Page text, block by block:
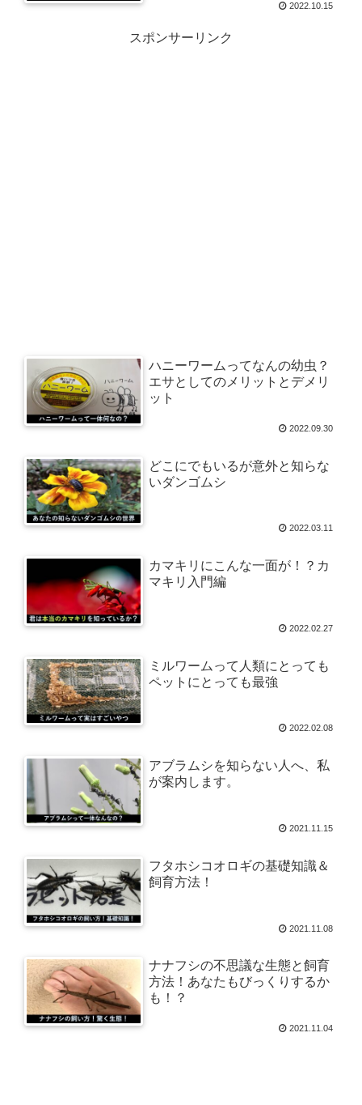
2022.10.15
スポンサーリンク
ハニーワームってなんの幼虫？
エサとしてのメリットとデメリ
ット
2022.09.30
どこにでもいるが意外と知らな
いダンゴムシ
2022.03.11
カマキリにこんな一面が！？カ
マキリ入門編
2022.02.27
ミルワームって人類にとっても
ペットにとっても最強
2022.02.08
アブラムシを知らない人へ、私
が案内します。
2021.11.15
フタホシコオロギの基礎知識＆
飼育方法！
2021.11.08
ナナフシの不思議な生態と飼育
方法！あなたもびっくりするか
も！？
2021.11.04